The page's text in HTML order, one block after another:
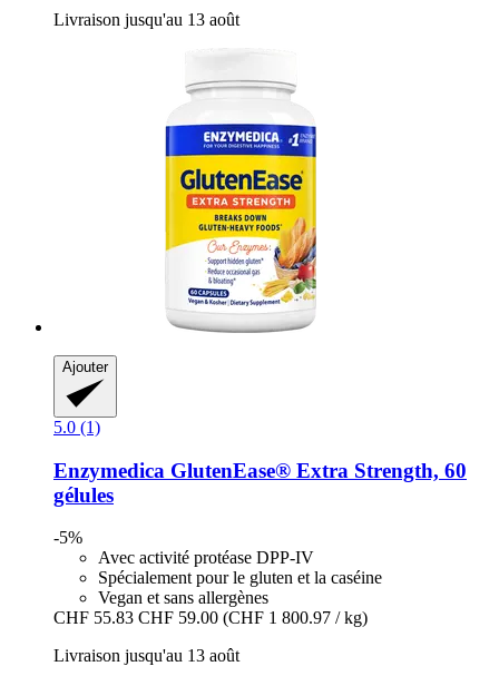
Livraison jusqu'au 13 août
Ajouter
5.0 (1)
Enzymedica GlutenEase® Extra Strength, 60
gélules
-5%
Avec activité protéase DPP-IV
Spécialement pour le gluten et la caséine
Vegan et sans allergènes
CHF 55.83 CHF 59.00 (CHF 1 800.97 / kg)
Livraison jusqu'au 13 août